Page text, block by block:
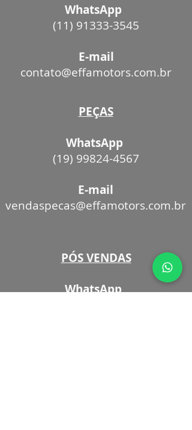
WhatsApp
(11) 91333-3545
E-mail
contato@effamotors.com.br
PEÇAS
WhatsApp
(19) 99824-4567
E-mail
vendaspecas@effamotors.com.br
PÓS VENDAS
WhatsApp